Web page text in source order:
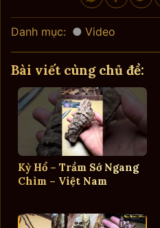
Danh mục: Video
Bài viết cùng chủ đề:
Kỳ Hổ – Trầm Sớ Ngang
Chìm – Việt Nam